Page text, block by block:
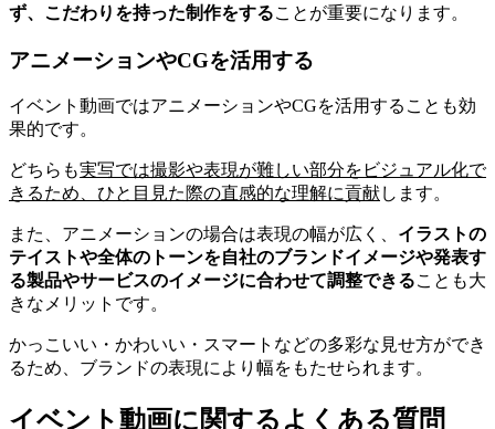
ず、こだわりを持った制作をすることが重要になります。
アニメーションやCGを活用する
イベント動画ではアニメーションやCGを活用することも効
果的です。
どちらも実写では撮影や表現が難しい部分をビジュアル化で
きるため、ひと目見た際の直感的な理解に貢献します。
また、アニメーションの場合は表現の幅が広く、 イラストの
テイストや全体のトーンを自社のブランドイメージや発表す
る製品やサービスのイメージに合わせて調整できることも大
きなメリットです。
かっこいい・かわいい・スマートなどの多彩な見せ方ができ
るため、ブランドの表現により幅をもたせられます。
イベント動画に関するよくある質問